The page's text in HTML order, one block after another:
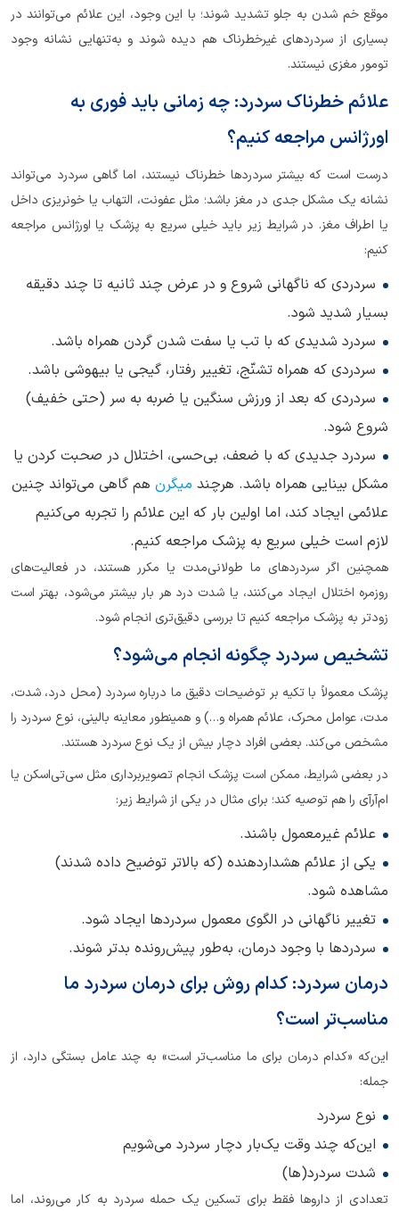
موقع خم شدن به جلو تشدید شوند؛ با این وجود، این علائم می‌توانند در
بسیاری از سردردهای غیرخطرناک هم دیده شوند و به‌تنهایی نشانه وجود
تومور مغزی نیستند.
علائم خطرناک سردرد: چه زمانی باید فوری به
اورژانس مراجعه کنیم؟
درست است که بیشتر سردردها خطرناک نیستند، اما گاهی سردرد می‌تواند
نشانه یک مشکل جدی در مغز باشد؛ مثل عفونت، التهاب یا خونریزی داخل
یا اطراف مغز. در شرایط زیر باید خیلی سریع به پزشک یا اورژانس مراجعه
کنیم:
سردردی که ناگهانی شروع و در عرض چند ثانیه تا چند دقیقه
بسیار شدید شود.
سردرد شدیدی که با تب یا سفت شدن گردن همراه باشد.
سردردی که همراه تشنّج، تغییر رفتار، گیجی یا بیهوشی باشد.
سردردی که بعد از ورزش سنگین یا ضربه به سر (حتی خفیف)
شروع شود.
سردرد جدیدی که با ضعف، بی‌حسی، اختلال در صحبت کردن یا
مشکل بینایی همراه باشد. هرچند میگرن هم گاهی می‌تواند چنین
علائمی ایجاد کند، اما اولین بار که این علائم را تجربه می‌کنیم
لازم است خیلی سریع به پزشک مراجعه کنیم.
همچنین اگر سردردهای ما طولانی‌مدت یا مکرر هستند، در فعالیت‌های
روزمره اختلال ایجاد می‌کنند، یا شدت درد هر بار بیشتر می‌شود، بهتر است
زودتر به پزشک مراجعه کنیم تا بررسی دقیق‌تری انجام شود.
تشخیص سردرد چگونه انجام می‌شود؟
پزشک معمولاً با تکیه بر توضیحات دقیق ما درباره سردرد (محل درد، شدت،
مدت، عوامل محرک، علائم همراه و…) و همینطور معاینه بالینی، نوع سردرد را
مشخص می‌کند. بعضی افراد دچار بیش از یک نوع سردرد هستند.
در بعضی شرایط، ممکن است پزشک انجام تصویربرداری مثل سی‌تی‌اسکن یا
ام‌آر‌آی را هم توصیه کند؛ برای مثال در یکی از شرایط زیر:
علائم غیرمعمول باشند.
یکی از علائم هشداردهنده (که بالاتر توضیح داده شدند)
مشاهده شود.
تغییر ناگهانی در الگوی معمول سردردها ایجاد شود.
سردردها با وجود درمان، به‌طور پیش‌رونده بدتر شوند.
درمان سردرد: کدام روش برای درمان سردرد ما
مناسب‌تر است؟
این‌که «کدام درمان برای ما مناسب‌تر است» به چند عامل بستگی دارد، از
جمله:
نوع سردرد
این‌که چند وقت یک‌بار دچار سردرد می‌شویم
شدت سردرد(ها)
تعدادی از داروها فقط برای تسکین یک حمله سردرد به کار می‌روند، اما